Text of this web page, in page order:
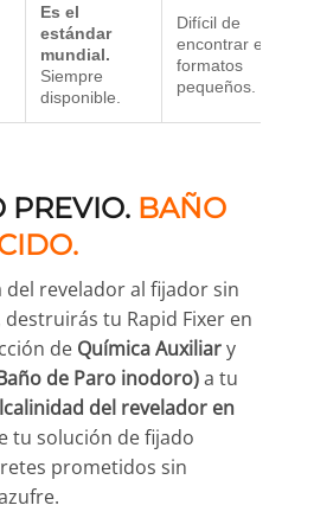
Es el
estándar
mundial.
Siempre
disponible.
Difícil de
encontrar en
formatos
pequeños.
PREVIO. BAÑO
del revelador al fijador sin
tu Rapid Fixer en
de Química Auxiliary
de Paro inodoro)a tu
del revelador en
tu solución de fijado
prometidos sin